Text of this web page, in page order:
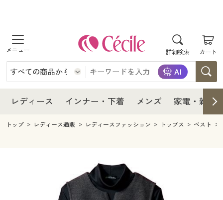
詳細検索 カート
商品を探す
レディース
レディースファッション
インナー・下着
インナー・下着通販すべて
メンズ
メンズファッション
寝具・インテリア・家具
レディース インナー・下着 メンズ 家電・雑貨
レディース
レディース通販すべて
レディースファッション
インナー・下着
インナー・下着通販すべて
ジュニア・ティーンズ下着
メンズ
寝具・インテリア・家具通販すべて
トップ レディース通販 レディースファッション トップス ベスト